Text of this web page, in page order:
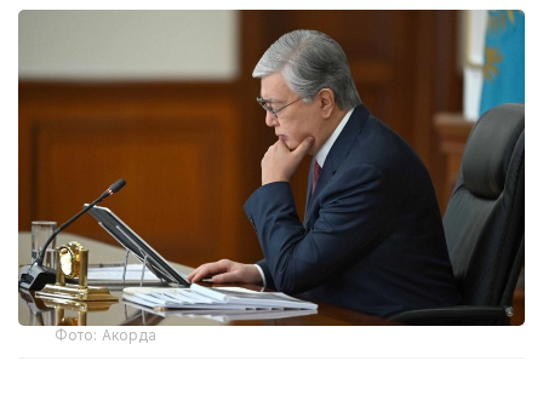
Фото: Акорда